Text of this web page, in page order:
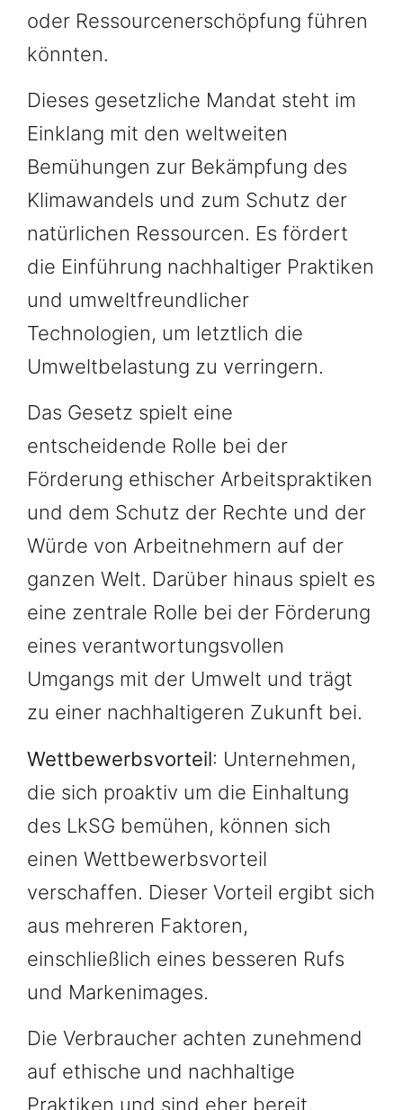
oder Ressourcenerschöpfung führen
könnten.
Dieses gesetzliche Mandat steht im
Einklang mit den weltweiten
Bemühungen zur Bekämpfung des
Klimawandels und zum Schutz der
natürlichen Ressourcen. Es fördert
die Einführung nachhaltiger Praktiken
und umweltfreundlicher
Technologien, um letztlich die
Umweltbelastung zu verringern.
Das Gesetz spielt eine
entscheidende Rolle bei der
Förderung ethischer Arbeitspraktiken
und dem Schutz der Rechte und der
Würde von Arbeitnehmern auf der
ganzen Welt. Darüber hinaus spielt es
eine zentrale Rolle bei der Förderung
eines verantwortungsvollen
Umgangs mit der Umwelt und trägt
zu einer nachhaltigeren Zukunft bei.
Wettbewerbsvorteil: Unternehmen,
die sich proaktiv um die Einhaltung
des LkSG bemühen, können sich
einen Wettbewerbsvorteil
verschaffen. Dieser Vorteil ergibt sich
aus mehreren Faktoren,
einschließlich eines besseren Rufs
und Markenimages.
Die Verbraucher achten zunehmend
auf ethische und nachhaltige
Praktiken und sind eher bereit,